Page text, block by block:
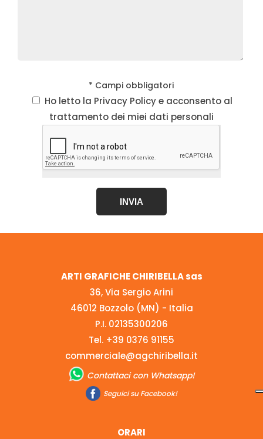
* Campi obbligatori
Ho letto la Privacy Policye acconsento al
trattamento dei miei dati personali
INVIA
ARTI GRAFICHE CHIRIBELLA sas
36, Via Sergio Arini
46012 Bozzolo (MN) - Italia
P.I. 02135300206
Tel. +39 0376 91155
commerciale@agchiribella.it
Contattaci con Whatsapp!
Seguici su Facebook!
ORARI